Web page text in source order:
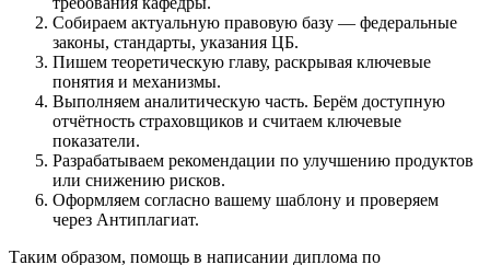
Собираем актуальную правовую базу — федеральные
законы, стандарты, указания ЦБ.
Пишем теоретическую главу, раскрывая ключевые
понятия и механизмы.
Выполняем аналитическую часть. Берём доступную
отчётность страховщиков и считаем ключевые
показатели.
Разрабатываем рекомендации по улучшению продуктов
или снижению рисков.
Оформляем согласно вашему шаблону и проверяем
через Антиплагиат.
Таким образом, помощь в написании диплома по